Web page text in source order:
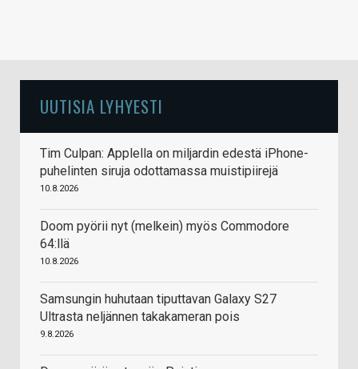
UUTISIA LYHYESTI
Tim Culpan: Applella on miljardin edestä iPhone-
puhelinten siruja odottamassa muistipiirejä
10.8.2026
Doom pyörii nyt (melkein) myös Commodore
64:llä
10.8.2026
Samsungin huhutaan tiputtavan Galaxy S27
Ultrasta neljännen takakameran pois
9.8.2026